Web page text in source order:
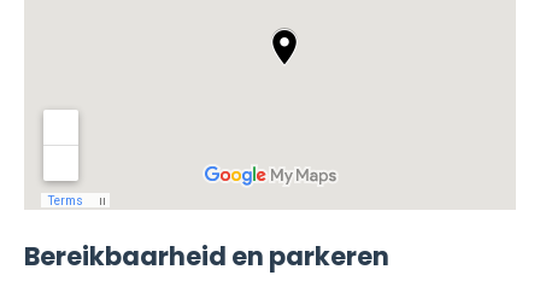
Bereikbaarheid en parkeren